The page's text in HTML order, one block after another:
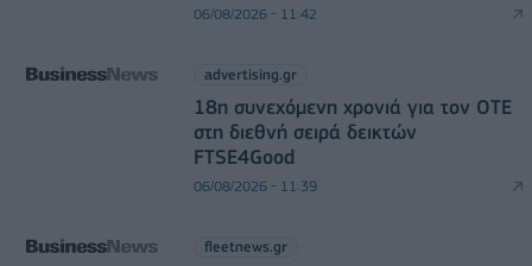
06/08/2026 - 11:42
advertising.gr
18η συνεχόμενη χρονιά για τον ΟΤΕ
στη διεθνή σειρά δεικτών
FTSE4Good
06/08/2026 - 11:39
fleetnews.gr